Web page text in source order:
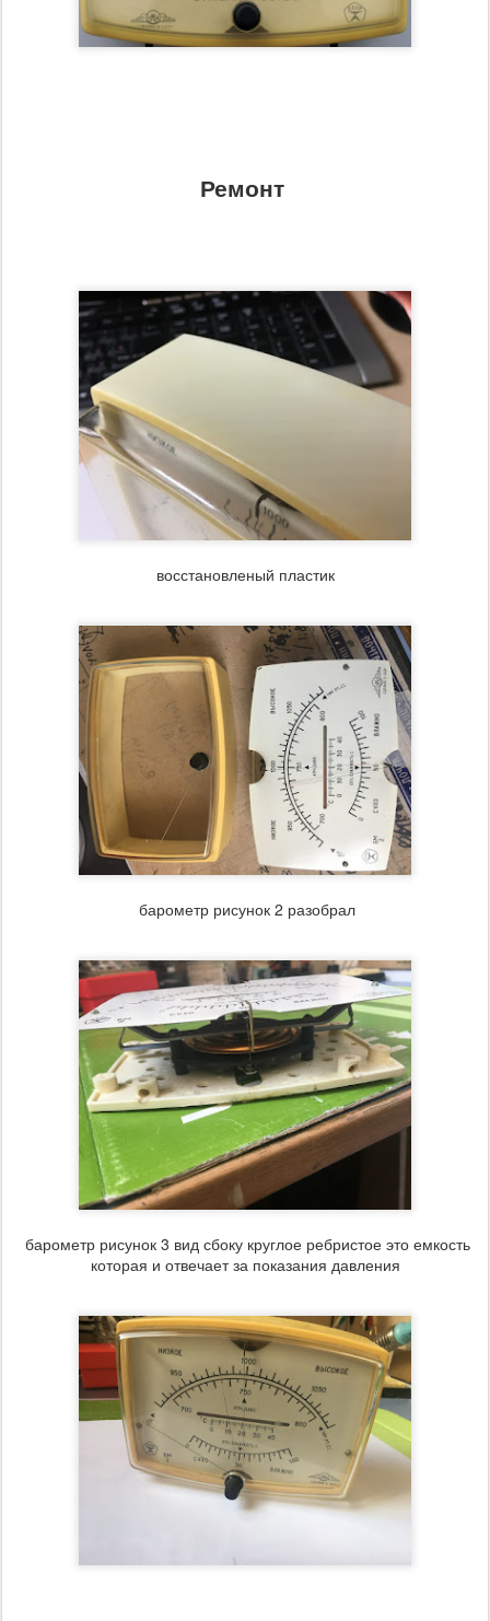
Ремонт
восстановленый пластик
барометр рисунок 2 разобрал
барометр рисунок 3 вид сбоку круглое ребристое это емкость
которая и отвечает за показания давления